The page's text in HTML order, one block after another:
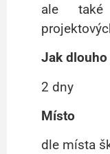
ale také
Jak
2 dny
Místo
dle místa